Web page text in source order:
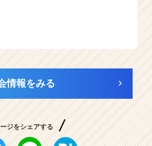
情報をみる
ジをシェアする